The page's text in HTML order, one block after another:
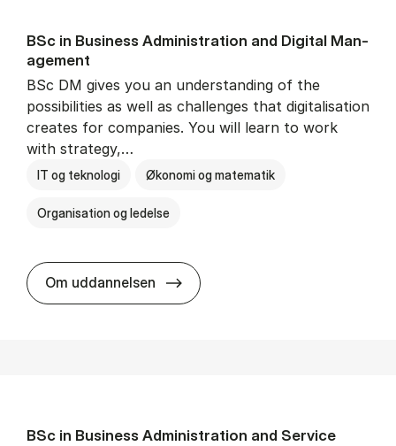
BSc in Busi­ness Ad­min­is­tra­tion and Di­git­al Man­
age­ment
BSc DM gives you an understanding of the
possibilities as well as challenges that digitalisation
creates for companies. You will learn to work
with strategy,…
IT og teknologi Økonomi og matematik
Organisation og ledelse
Om uddannelsen BSc in Busi­ness Ad­min­is­tra­tion
BSc in Busi­ness Ad­min­is­tra­tion and Ser­vice